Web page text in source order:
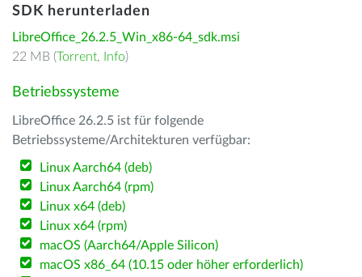
SDK herunterladen
LibreOffice_26.2.5_Win_x86-64_sdk.msi
22 MB (Torrent, Info)
Betriebssysteme
LibreOffice 26.2.5 ist für folgende
Betriebssysteme/Architekturen verfügbar:
Linux Aarch64 (deb)
Linux Aarch64 (rpm)
Linux x64 (deb)
Linux x64 (rpm)
macOS (Aarch64/Apple Silicon)
macOS x86_64 (10.15 oder höher erforderlich)